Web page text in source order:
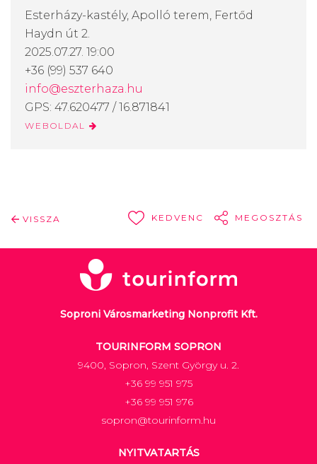
Esterházy-kastély, Apolló terem, Fertőd
Haydn út 2.
2025.07.27. 19:00
+36 (99) 537 640
info@eszterhaza.hu
GPS: 47.620477 / 16.871841
WEBOLDAL
VISSZA KEDVENC MEGOSZTÁS
Soproni Városmarketing Nonprofit Kft.
TOURINFORM SOPRON
9400, Sopron, Szent György u. 2.
+36 99 951 975
+36 99 951 976
sopron@tourinform.hu
NYITVATARTÁS